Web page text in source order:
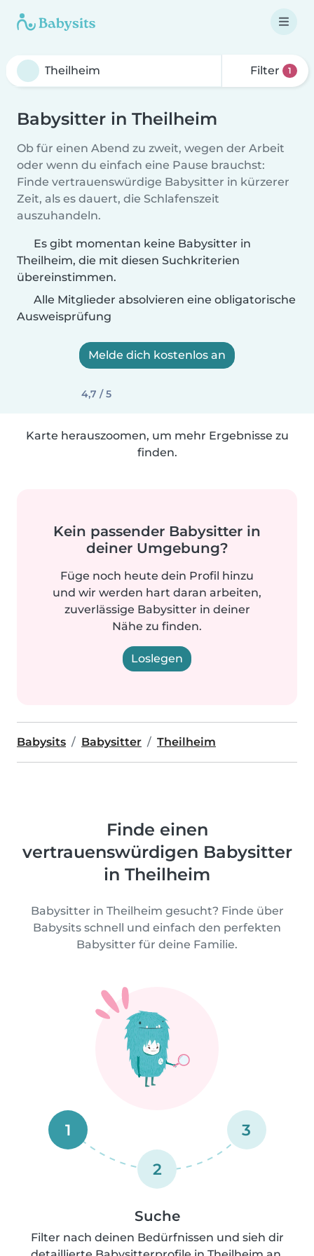
Filter 1
Babysitter in Theilheim
Ob für einen Abend zu zweit, wegen der Arbeit
oder wenn du einfach eine Pause brauchst:
Finde vertrauenswürdige Babysitter in kürzerer
Zeit, als es dauert, die Schlafenszeit
auszuhandeln.
Es gibt momentan keine Babysitter in
Theilheim, die mit diesen Suchkriterien
übereinstimmen.
Alle Mitglieder absolvieren eine obligatorische
Ausweisprüfung
Melde dich kostenlos an
4,7 / 5
Karte herauszoomen, um mehr Ergebnisse zu
finden.
Kein passender Babysitter in
deiner Umgebung?
Füge noch heute dein Profil hinzu
und wir werden hart daran arbeiten,
zuverlässige Babysitter in deiner
Nähe zu finden.
Loslegen
Babysits Babysitter Theilheim
Finde einen
vertrauenswürdigen Babysitter
in Theilheim
Babysitter in Theilheim gesucht? Finde über
Babysits schnell und einfach den perfekten
Babysitter für deine Familie.
1
2
3
Suche
Filter nach deinen Bedürfnissen und sieh dir